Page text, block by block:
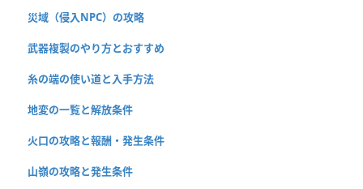
災域（侵入NPC）の攻略
武器複製のやり方とおすすめ
糸の端の使い道と入手方法
地変の一覧と解放条件
火口の攻略と報酬・発生条件
山嶺の攻略と発生条件